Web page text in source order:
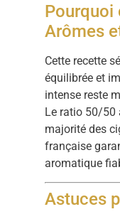
Pourquoi
Arômes
Cette recette
équilibrée et
intense reste
Le ratio 50/50
majorité des
française
aromatique
Astuces